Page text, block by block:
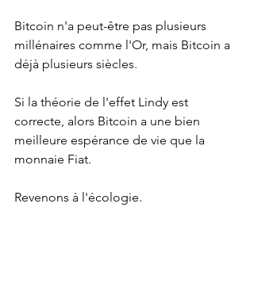
Bitcoin n'a peut-être pas plusieurs
millénaires comme l'Or, mais Bitcoin a
déjà plusieurs siècles.
Si la théorie de l'effet Lindy est
correcte, alors Bitcoin a une bien
meilleure espérance de vie que la
monnaie Fiat.
Revenons à l'écologie.